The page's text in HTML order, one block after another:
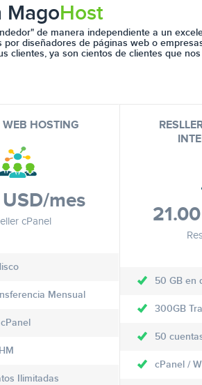
MagoHost
de manera independiente a un
diseñadores de páginas web o
clientes, ya son cientos de clientes que
WEB HOSTING
/mes
cPanel
Mensual
Ilimitadas
50 GB en
300GB
50
cPanel /